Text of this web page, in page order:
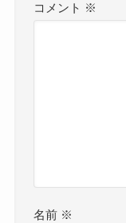
コメント ※
名前 ※